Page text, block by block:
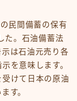
民間備蓄の保有
た。石油備蓄法
は石油元売り各
を意味します。
けて日本の原油
す。